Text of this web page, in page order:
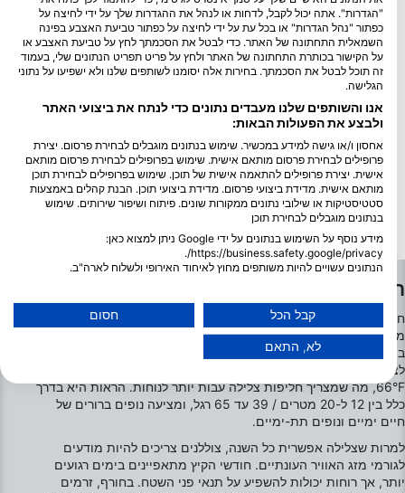
החודשים הטובים ביותר לצלילה בחוף נהאיה
חוף נהריה מציע לצוללנים הזדמנויות לאורך כל השנה עם תנאים
משתנים לאורך כל עונות השנה. במהלך הקיץ, טמפרטורות המים נעות
66°F, מה שמצריך חליפות צלילה עבות יותר לנוחות. הראות היא בדרך
כלל בין 12 ל-20 מטרים / 39 עד 65 רגל, ומציעה נופים ברורים של
חיים ימיים ונופים תת-ימיים.
למרות שצלילה אפשרית כל השנה, צוללנים צריכים להיות מודעים
לגורמי מזג האוויר העונתיים. חודשי הקיץ מתאפיינים בימים רגועים
יותר, אך רוחות יכולות להשפיע על תנאי פני השטח. בחורף, זרמים
"הגדרות". אתה יכול לקבל, לדחות או לנהל את ההגדרות שלך על ידי לחיצה על
כפתור "נהל הגדרות" או בכל עת על ידי לחיצה על כפתור טביעת האצבע בפינה
השמאלית התחתונה של האתר. כדי לבטל את הסכמתך לחץ על טביעת האצבע או
על הקישור בכותרת התחתונה של האתר ולחץ על פריט תפריט הנתונים שלי, בעמוד
זה תוכל לבטל את הסכמתך. בחירות אלה יסומנו לשותפים שלנו ולא ישפיעו על נתוני
הגלישה.
אנו והשותפים שלנו מעבדים נתונים כדי לנתח את ביצועי האתר
ולבצע את הפעולות הבאות:
אחסון ו/או גישה למידע במכשיר. שימוש בנתונים מוגבלים לבחירת פרסום. יצירת
פרופילים לבחירת פרסום מותאם אישית. שימוש בפרופילים לבחירת פרסום מותאם
אישית. יצירת פרופילים להתאמה אישית של תוכן. שימוש בפרופילים לבחירת תוכן
מותאם אישית. מדידת ביצועי פרסום. מדידת ביצועי תוכן. הבנת קהלים באמצעות
סטטיסטיקות או שילובי נתונים ממקורות שונים. פיתוח ושיפור שירותים. שימוש
בנתונים מוגבלים לבחירת תוכן
מידע נוסף על השימוש בנתונים על ידי Google ניתן למצוא כאן:
https://business.safety.google/privacy/.
הנתונים עשויים להיות משותפים מחוץ לאיחוד האירופי ולשלוח לארה"ב.
הצג רשימת שותפים (1 ספקי IAB)
אנו משתמשים בנתונים שלך למטרות הבאות:
Store and/or access information on a device
Use limited data to select advertising
Create profiles for personalised advertising
קבל הכל חסום
לא, התאם